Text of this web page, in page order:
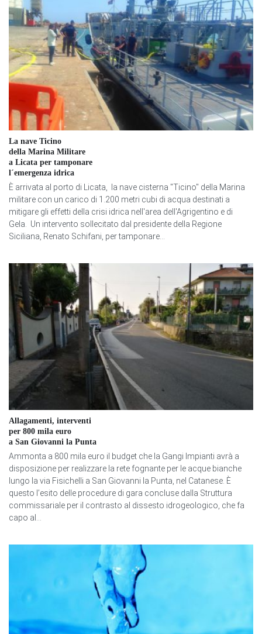
La nave Ticino
della Marina Militare
a Licata per tamponare
l´emergenza idrica
È arrivata al porto di Licata, la nave cisterna "Ticino" della Marina
militare con un carico di 1.200 metri cubi di acqua destinati a
mitigare gli effetti della crisi idrica nell'area dell'Agrigentino e di
Gela. Un intervento sollecitato dal presidente della Regione
Siciliana, Renato Schifani, per tamponare...
Allagamenti, interventi
per 800 mila euro
a San Giovanni la Punta
Ammonta a 800 mila euro il budget che la Gangi Impianti avrà a
disposizione per realizzare la rete fognante per le acque bianche
lungo la via Fisichelli a San Giovanni la Punta, nel Catanese. È
questo l’esito delle procedure di gara concluse dalla Struttura
commissariale per il contrasto al dissesto idrogeologico, che fa
capo al...